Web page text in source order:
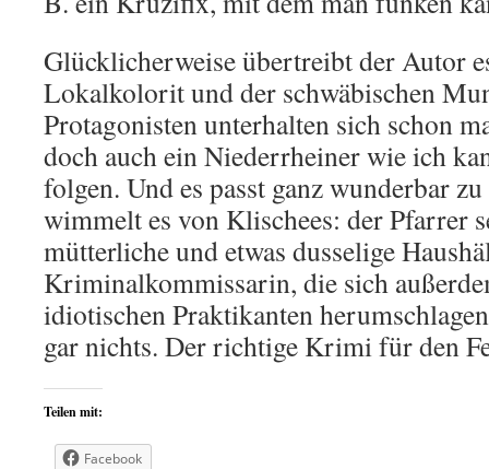
Glücklicherweise übertreibt der Autor
Lokalkolorit und der schwäbischen
Protagonisten unterhalten sich schon
doch auch ein Niederrheiner wie ich
folgen. Und es passt ganz wunderbar
wimmelt es von Klischees: der Pfarrer
mütterliche und etwas dusselige
Kriminalkommissarin, die sich
idiotischen Praktikanten
gar nichts. Der richtige Krimi für den
Teilen mit:
Facebook